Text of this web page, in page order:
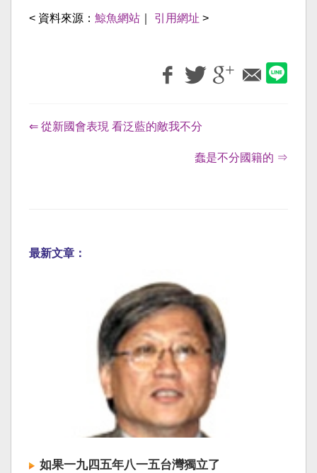
< 資料來源： 鯨魚網站 引用網址 >
⇐ 從新國會表現 看泛藍的敵我不分
蠢是不分國籍的 ⇒
最新文章：
如果一九四五年八一五台灣獨立了